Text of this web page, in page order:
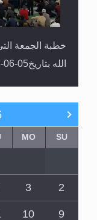
خطبة الجمعة
الله بتاريخ05-06-2026
SU
MO
2
3
9
10